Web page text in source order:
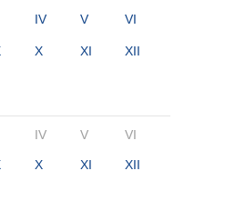
IV V VI
X XI XII
IV V VI
X XI XII